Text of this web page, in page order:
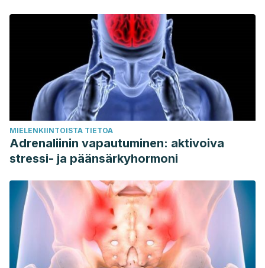
MIELENKIINTOISTA TIETOA
Adrenaliinin vapautuminen: aktivoiva
stressi- ja päänsärkyhormoni